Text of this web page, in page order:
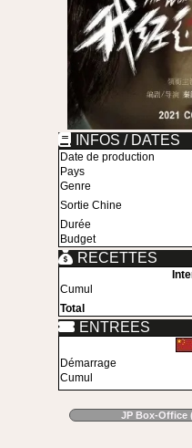
INFOS / DATES
Date de production
Pays
Genre
Sortie Chine
Durée
Budget
RECETTES
Cumul
Total
ENTREES
Démarrage
Cumul
JP Box-Office